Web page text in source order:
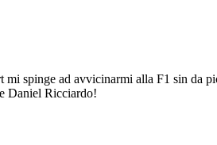
mi spinge ad avvicinarmi alla F1 sin
Daniel Ricciardo!